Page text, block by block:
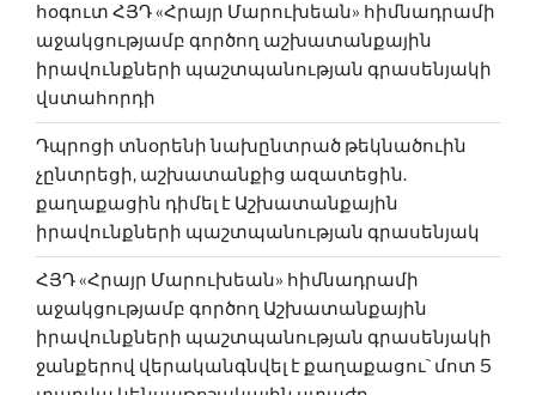
հօգուտ ՀՅԴ «Հրայր Մարուխեան» հիմնադրամի
աջակցությամբ գործող աշխատանքային
իրավունքների պաշտպանության գրասենյակի
վստահորդի
Դպրոցի տնօրենի նախընտրած թեկնածուին
չընտրեցի, աշխատանքից ազատեցին.
քաղաքացին դիմել է Աշխատանքային
իրավունքների պաշտպանության գրասենյակ
ՀՅԴ «Հրայր Մարուխեան» հիմնադրամի
աջակցությամբ գործող Աշխատանքային
իրավունքների պաշտպանության գրասենյակի
ջանքերով վերականգնվել է քաղաքացու` մոտ 5